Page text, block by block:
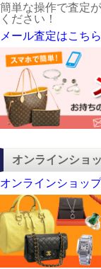
簡単な操作で査定
ください！
メール査定はこち
オンラインショ
オンラインショッ